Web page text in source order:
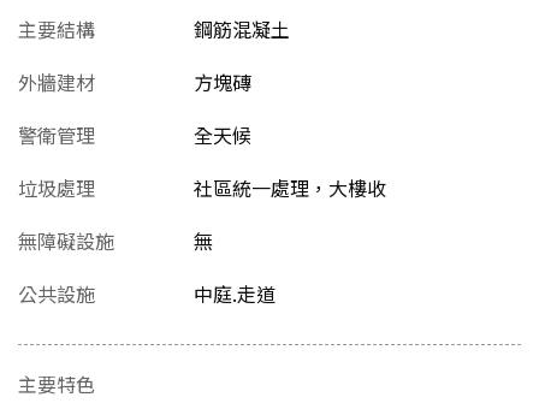
主要結構
鋼筋混凝土
外牆建材
方塊磚
警衛管理
全天候
垃圾處理
社區統一處理，大樓收
無障礙設施
無
公共設施
中庭.走道
主要特色